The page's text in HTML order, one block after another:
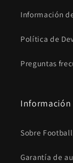
Información
Política de
Preguntas
Sobre
Garantía de